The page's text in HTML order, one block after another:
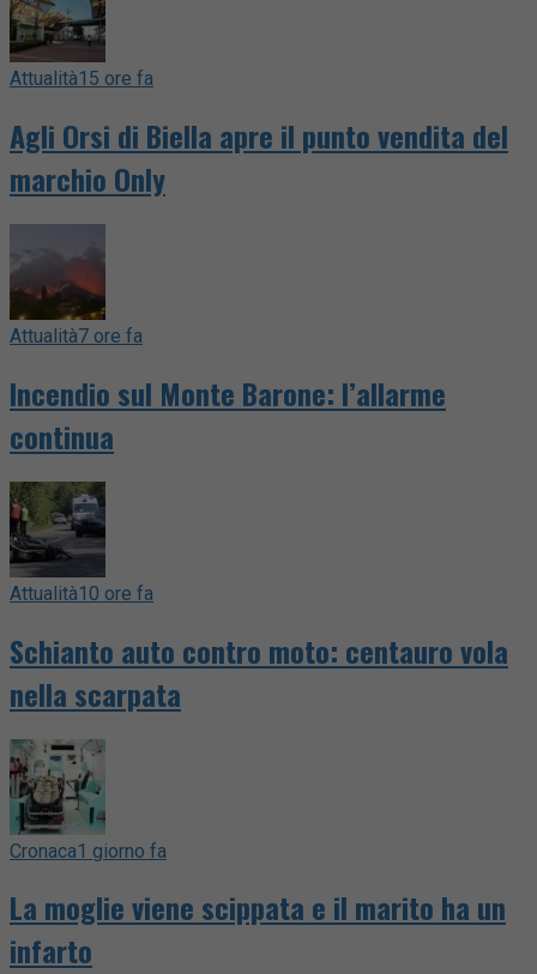
Attualità15 ore fa
Agli Orsi di Biella apre il punto vendita del
marchio Only
Attualità7 ore fa
Incendio sul Monte Barone: l’allarme
continua
Attualità10 ore fa
Schianto auto contro moto: centauro vola
nella scarpata
Cronaca1 giorno fa
La moglie viene scippata e il marito ha un
infarto